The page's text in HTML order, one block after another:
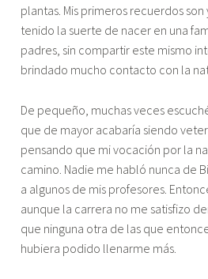
plantas. Mis primeros recuerdos son
tenido la suerte de nacer en una
padres, sin compartir este mismo
brindado mucho contacto con la
De pequeño, muchas veces
que de mayor acabaría siendo
pensando que mi vocación por la
camino. Nadie me habló nunca de
a algunos de mis profesores.
aunque la carrera no me satisfizo
que ninguna otra de las que
hubiera podido llenarme más.